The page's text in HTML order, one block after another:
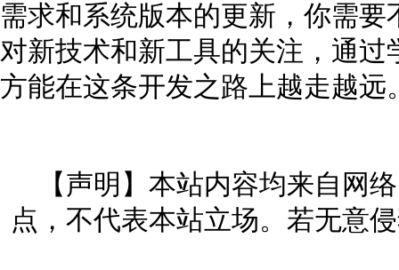
需求和系统版本的更新，你需
对新技术和新工具的关注，通
方能在这条开发之路上越走越远
【声明】本站内容均来自网
点，不代表本站立场。若无意